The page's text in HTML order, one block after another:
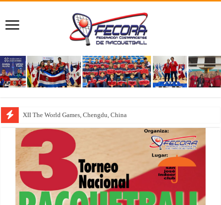
XII The World Games, Chengdu, China